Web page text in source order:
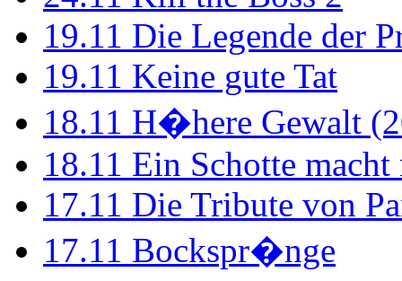
19.11 Die Legende der
19.11 Keine gute Tat
18.11 H�here Gewalt
18.11 Ein Schotte
17.11 Die Tribute von
17.11 Bockspr�nge